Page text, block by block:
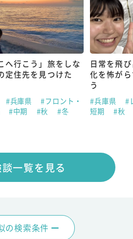
へ行こう」旅をしな
定住先を見つけた
#兵庫県
#フロント・
#中期 #秋 #冬
日常を飛
化を怖が
う
#兵庫県
#
短期
#秋
一覧を見る
の検索条件